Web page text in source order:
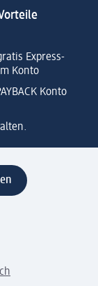
Express-
Konto
Konto